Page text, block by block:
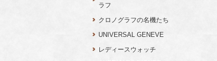
ラフ
クロノグラフの名機たち
UNIVERSAL GENEVE
レディースウォッチ